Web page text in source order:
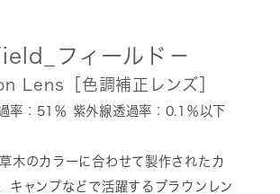
フィールド－
Lens［色調補正レンズ］
率：51％ 紫外線透過率：0.1％以下
木のカラーに合わせて製作されたカ
キャンプなどで活躍するブラウンレン